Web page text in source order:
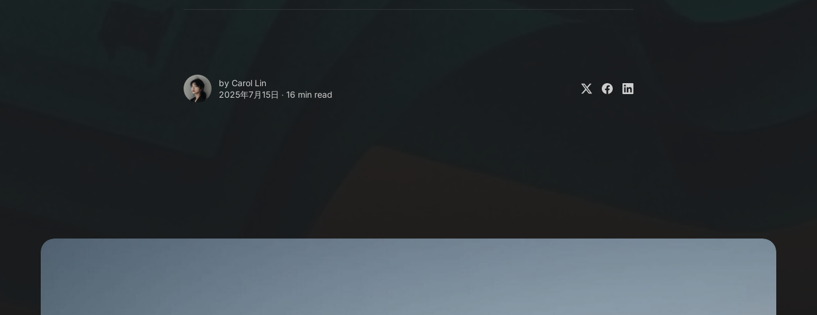
by Carol Lin
2025年7月15日 ∙ 16 min read